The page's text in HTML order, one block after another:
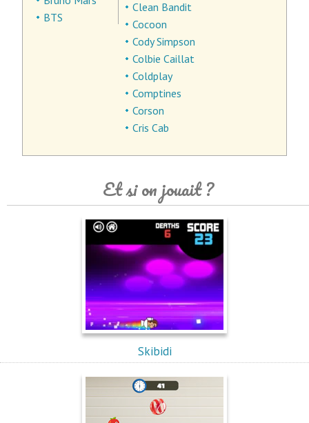
BTS
Clean Bandit
Cocoon
Cody Simpson
Colbie Caillat
Coldplay
Comptines
Corson
Cris Cab
Et si on jouait ?
Skibidi